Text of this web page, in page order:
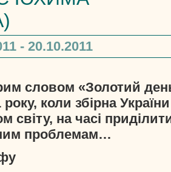
- 20.10.2011
словом «Золотий
коли збірна України
світу, на часі
проблемам…